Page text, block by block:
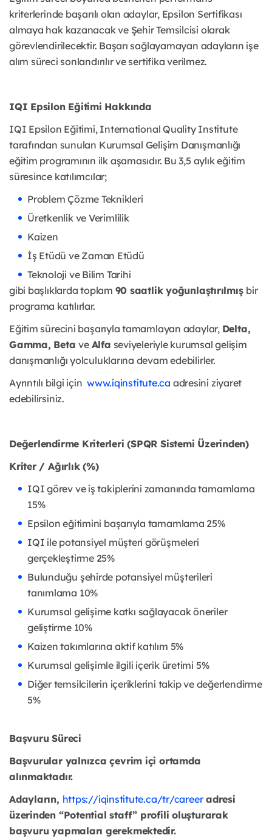
kriterlerinde başarılı olan adaylar, Epsilon Sertifikası
almaya hak kazanacak ve Şehir Temsilcisi olarak
görevlendirilecektir. Başarı sağlayamayan adayların işe
alım süreci sonlandırılır ve sertifika verilmez.
IQI Epsilon Eğitimi Hakkında
IQI Epsilon Eğitimi, International Quality Institute
tarafından sunulan Kurumsal Gelişim Danışmanlığı
eğitim programının ilk aşamasıdır. Bu 3,5 aylık eğitim
süresince katılımcılar;
Problem Çözme Teknikleri
Üretkenlik ve Verimlilik
Kaizen
İş Etüdü ve Zaman Etüdü
Teknoloji ve Bilim Tarihi
gibi başlıklarda toplam 90 saatlik yoğunlaştırılmış bir
programa katılırlar.
Eğitim sürecini başarıyla tamamlayan adaylar, Delta,
Gamma, Betave Alfa seviyeleriyle kurumsal gelişim
danışmanlığı yolculuklarına devam edebilirler.
Ayrıntılı bilgi içinwww.iqinstitute.ca adresini ziyaret
edebilirsiniz.
Değerlendirme Kriterleri (SPQR Sistemi Üzerinden)
Kriter / Ağırlık (%)
IQI görev ve iş takiplerini zamanında tamamlama
15%
Epsilon eğitimini başarıyla tamamlama 25%
IQI ile potansiyel müşteri görüşmeleri
gerçekleştirme 25%
Bulunduğu şehirde potansiyel müşterileri
tanımlama 10%
Kurumsal gelişime katkı sağlayacak öneriler
geliştirme 10%
Kaizen takımlarına aktif katılım 5%
Kurumsal gelişimle ilgili içerik üretimi 5%
Diğer temsilcilerin içeriklerini takip ve değerlendirme
5%
Başvuru Süreci
Başvurular yalnızca çevrim içi ortamda
alınmaktadır.
Adayların, https://iqinstitute.ca/tr/career adresi
üzerinden “Potential staff” profili oluşturarak
başvuru yapmaları gerekmektedir.